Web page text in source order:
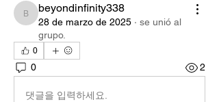
beyondinfinity338
beyondinfinity338
28 de marzo de 2025 · se unió al
grupo.
0
0 2
댓글을 입력하세요.